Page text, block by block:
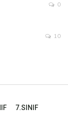
0
10
7.SINIF